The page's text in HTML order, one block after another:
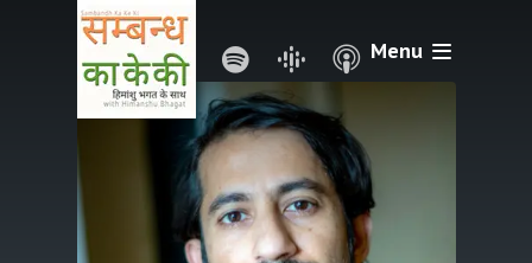
Menu